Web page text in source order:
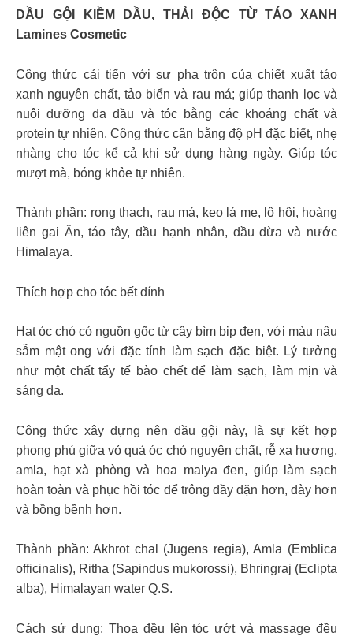
DẦU GỘI KIỀM DẦU, THẢI ĐỘC TỪ TÁO XANH
Lamines Cosmetic
Công thức cải tiến với sự pha trộn của chiết xuất táo
xanh nguyên chất, tảo biển và rau má; giúp thanh lọc và
nuôi dưỡng da dầu và tóc bằng các khoáng chất và
protein tự nhiên. Công thức cân bằng độ pH đặc biết, nhẹ
nhàng cho tóc kể cả khi sử dụng hàng ngày. Giúp tóc
mượt mà, bóng khỏe tự nhiên.
Thành phần: rong thạch, rau má, keo lá me, lô hội, hoàng
liên gai Ấn, táo tây, dầu hạnh nhân, dầu dừa và nước
Himalaya.
Thích hợp cho tóc bết dính
Hạt óc chó có nguồn gốc từ cây bìm bịp đen, với màu nâu
sẫm mật ong với đặc tính làm sạch đặc biệt. Lý tưởng
như một chất tẩy tế bào chết để làm sạch, làm mịn và
sáng da.
Công thức xây dựng nên dầu gội này, là sự kết hợp
phong phú giữa vỏ quả óc chó nguyên chất, rễ xạ hương,
amla, hạt xà phòng và hoa malya đen, giúp làm sạch
hoàn toàn và phục hồi tóc để trông đầy đặn hơn, dày hơn
và bồng bềnh hơn.
Thành phần: Akhrot chal (Jugens regia), Amla (Emblica
officinalis), Ritha (Sapindus mukorossi), Bhringraj (Eclipta
alba), Himalayan water Q.S.
Cách sử dụng: Thoa đều lên tóc ướt và massage đều